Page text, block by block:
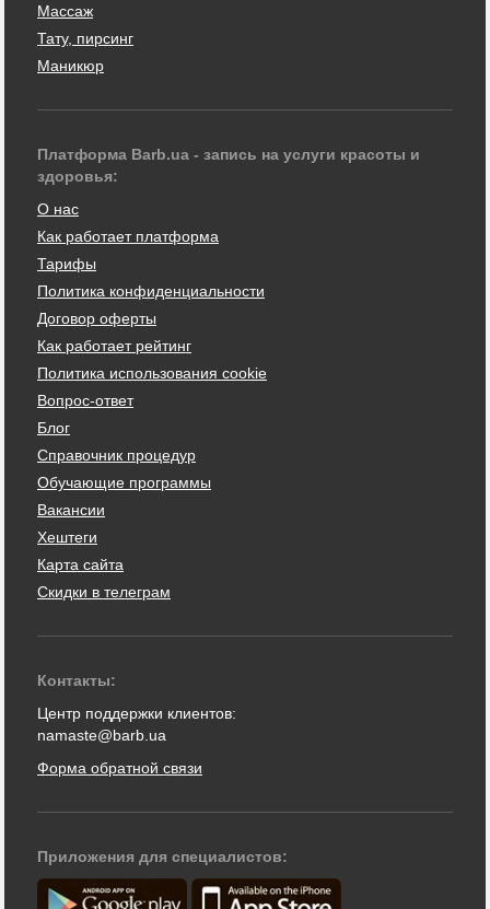
Массаж
Тату, пирсинг
Маникюр
Платформа Barb.ua - запись на услуги красоты и
здоровья:
О нас
Как работает платформа
Тарифы
Политика конфиденциальности
Договор оферты
Как работает рейтинг
Политика использования cookie
Вопрос-ответ
Блог
Справочник процедур
Обучающие программы
Вакансии
Хештеги
Карта сайта
Скидки в телеграм
Контакты:
Центр поддержки клиентов:
namaste@barb.ua
Форма обратной связи
Приложения для специалистов: